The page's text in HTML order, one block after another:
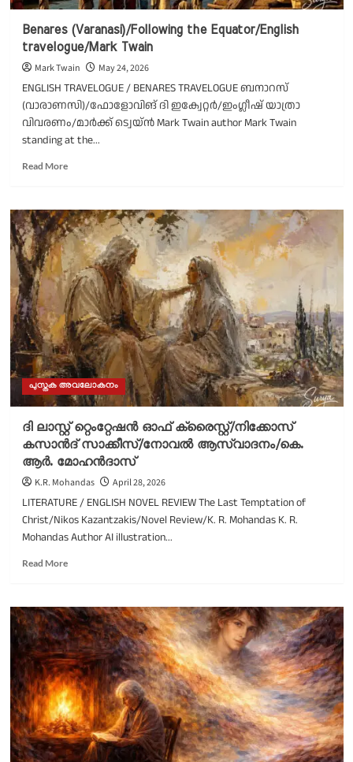
Benares (Varanasi)/Following the Equator/English
travelogue/Mark Twain
Mark Twain May 24, 2026
ENGLISH TRAVELOGUE / BENARES TRAVELOGUE ബനാറസ്
(വാരാണസി)/ഫോളോവിങ് ദി ഇക്വേറ്റർ/ഇംഗ്ലീഷ് യാത്രാ
വിവരണം/മാർക്ക് ട്വെയ്ൻ Mark Twain author Mark Twain
standing at the...
Read MoreRead
Benares
(Varanasi)/Following
the
Equator/English
travelogue/Mark
Twain
പുസ്തക അവലോകനം
ദി ലാസ്റ്റ് റ്റെംറ്റേഷൻ ഓഫ് ക്രൈസ്റ്റ്/നിക്കോസ്
കസാൻദ് സാക്കീസ്/നോവൽ ആസ്വാദനം/കെ.
ആർ. മോഹൻദാസ്
K.R. Mohandas April 28, 2026
LITERATURE / ENGLISH NOVEL REVIEW The Last Temptation of
Christ/Nikos Kazantzakis/Novel Review/K. R. Mohandas K. R.
Mohandas Author AI illustration...
Read MoreRead
ദി
ലാസ്റ്റ്
റ്റെംറ്റേഷൻ
ഓഫ്
ക്രൈസ്റ്റ്/
നിക്കോസ്
കസാൻദ്
സാക്കീസ്/
നോവൽ
ആസ്വാദനം/
കെ.